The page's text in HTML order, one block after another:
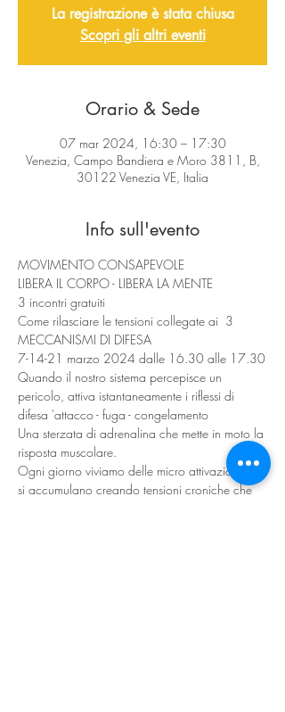
La registrazione è stata chiusa
Scopri gli altri eventi
Orario & Sede
07 mar 2024, 16:30 – 17:30
Venezia, Campo Bandiera e Moro 3811, B,
30122 Venezia VE, Italia
Info sull'evento
MOVIMENTO CONSAPEVOLE
LIBERA IL CORPO - LIBERA LA MENTE
3 incontri gratuiti
Come rilasciare le tensioni collegate ai  3
MECCANISMI DI DIFESA
7-14-21 marzo 2024 dalle 16.30 alle 17.30
Quando il nostro sistema percepisce un
pericolo, attiva istantaneamente i riflessi di
difesa 'attacco - fuga - congelamento
Una sterzata di adrenalina che mette in moto la
risposta muscolare.
Ogni giorno viviamo delle micro attivazioni che
si accumulano creando tensioni croniche che